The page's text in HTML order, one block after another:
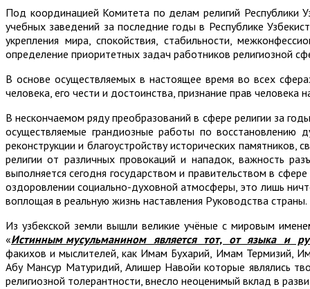
Под координацией Комитета по делам религий Республики
учебных заведений за последние годы в Республике
укрепления мира, спокойствия, стабильности,
определение приоритетных задач работников религиозной
В основе осуществляемых в настоящее время во всех
человека, его чести и достоинства, признание прав человека
В нескончаемом ряду преобразований в сфере религии за
осуществляемые грандиозные работы по восстановлению
реконструкции и благоустройству исторических
религии от различных провокаций и нападок, важность
выполняется сегодня государством и правительством в
оздоровлении социально-духовной атмосферы, это лишь
воплощая в реальную жизнь наставления Руководства страны.
Из узбекской земли вышли великие учёные с мировым
«Истинным мусульманином является тот, от языка и
факихов и мыслителей, как Имам Бухарий, Имам Термизий,
Абу Мансур Матуридий, Алишер Навойи которые являлись
религиозной толерантности, внесло неоценимый вклад в